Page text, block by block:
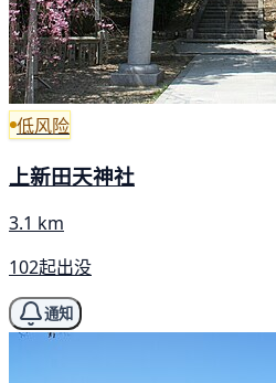
低风险
上新田天神社
3.1 km
102起出没
通知